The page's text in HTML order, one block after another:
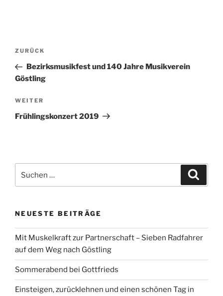
Beitragsnavigation
Vorheriger
Beitrag
ZURÜCK
Bezirksmusikfest und 140 Jahre Musikverein
Göstling
Nächster
Beitrag
WEITER
Frühlingskonzert 2019
nach:
NEUESTE BEITRÄGE
Mit Muskelkraft zur Partnerschaft – Sieben Radfahrer
auf dem Weg nach Göstling
Sommerabend bei Gottfrieds
Einsteigen, zurücklehnen und einen schönen Tag in